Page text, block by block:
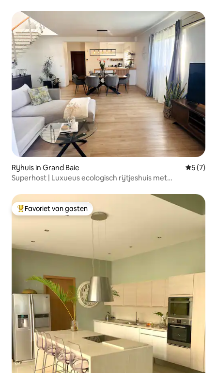
Rijhuis in Grand Baie
5 (7)
Superhost | Luxueus ecologisch rijtjeshuis met
Topfavoriet van gasten
Favoriet van gasten